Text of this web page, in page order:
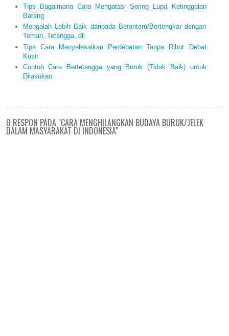
Tips Bagaimana Cara Mengatasi Sering Lupa Ketinggalan
Barang
Mengalah Lebih Baik daripada Berantem/Bertengkar dengan
Teman, Tetangga, dll
Tips Cara Menyelesaikan Perdebatan Tanpa Ribut Debat
Kusir
Contoh Cara Bertetangga yang Buruk (Tidak Baik) untuk
Dilakukan
0 RESPON PADA "CARA MENGHILANGKAN BUDAYA BURUK/JELEK
DALAM MASYARAKAT DI INDONESIA"